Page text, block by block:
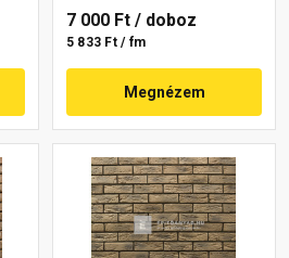
7 000 Ft / doboz
5 833 Ft / fm
Megnézem